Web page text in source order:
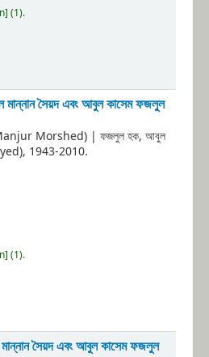
] (1).
সৈয়দ এবং আবুল কাসেম ফজলুল
Morshed)| ফজলুল হক, আবুল
, 1943-2010.
] (1).
সৈয়দ এবং আবুল কাসেম ফজলুল